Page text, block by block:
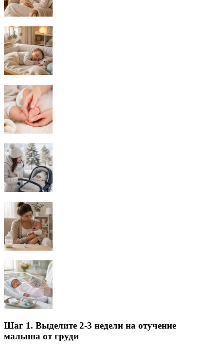
Шаг 1. Выделите 2-3 недели на отучение
малыша от груди